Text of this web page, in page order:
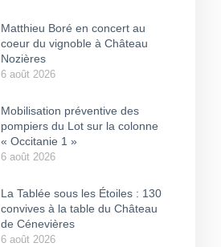
Matthieu Boré en concert au
coeur du vignoble à Château
Nozières
6 août 2026
Mobilisation préventive des
pompiers du Lot sur la colonne
« Occitanie 1 »
6 août 2026
La Tablée sous les Étoiles : 130
convives à la table du Château
de Cénevières
6 août 2026